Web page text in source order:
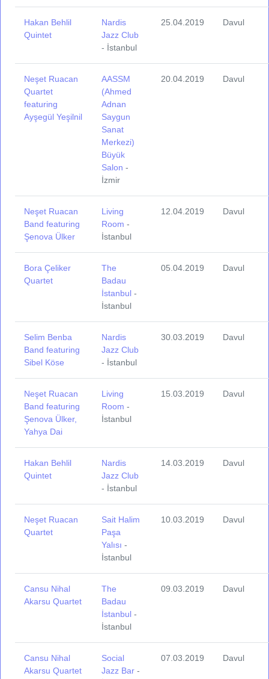
Hakan Behlil
Quintet
Nardis
Jazz Club
- İstanbul
25.04.2019 Davul
Neşet Ruacan
Quartet
featuring
Ayşegül Yeşilnil
AASSM
(Ahmed
Adnan
Saygun
Sanat
Merkezi)
Büyük
Salon -
İzmir
20.04.2019 Davul
Neşet Ruacan
Band featuring
Şenova Ülker
Living
Room -
İstanbul
12.04.2019 Davul
Bora Çeliker
Quartet
The
Badau
İstanbul -
İstanbul
05.04.2019 Davul
Selim Benba
Band featuring
Sibel Köse
Nardis
Jazz Club
- İstanbul
30.03.2019 Davul
Neşet Ruacan
Band featuring
Şenova Ülker,
Yahya Dai
Living
Room -
İstanbul
15.03.2019 Davul
Hakan Behlil
Quintet
Nardis
Jazz Club
- İstanbul
14.03.2019 Davul
Neşet Ruacan
Quartet
Sait Halim
Paşa
Yalısı -
İstanbul
10.03.2019 Davul
Cansu Nihal
Akarsu Quartet
The
Badau
İstanbul -
İstanbul
09.03.2019 Davul
Cansu Nihal
Akarsu Quartet
Social
Jazz Bar -
07.03.2019 Davul